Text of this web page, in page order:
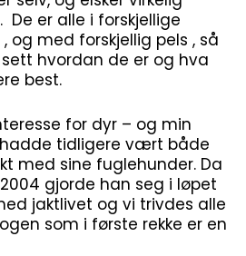
er alle i forskjellige
og med forskjellig pels , så
hvordan de er og hva
best.
for dyr – og min
tidligere vært både
med sine fuglehunder. Da
gjorde han seg i løpet
jaktlivet og vi trivdes alle
som i første rekke er en